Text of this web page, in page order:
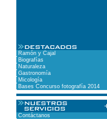
Ramón y Cajal
Biografías
Naturaleza
Gastronomía
Micología
Bases Concurso fotografía 2014
Contáctanos